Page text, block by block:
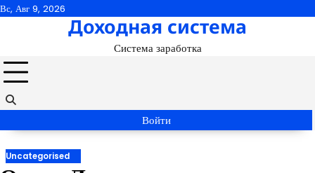
Перейти
Вс, Авг 9, 2026
Доходная система
Система заработка
Войти
Uncategorised